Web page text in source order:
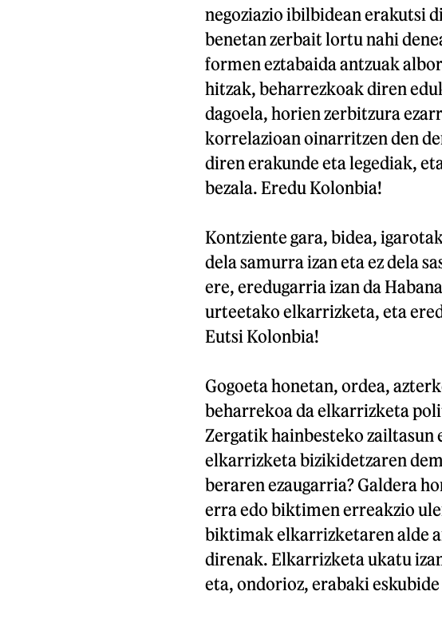
negoziazio ibilbidean erakutsi
benetan zerbait lortu nahi
formen eztabaida antzuak
hitzak, beharrezkoak diren
dagoela, horien zerbitzura
korrelazioan oinarritzen den
diren erakunde eta legediak,
bezala. Eredu Kolonbia!
Kontziente gara, bidea,
dela samurra izan eta ez dela
ere, eredugarria izan da
urteetako elkarrizketa, eta
Eutsi Kolonbia!
Gogoeta honetan, ordea,
beharrekoa da elkarrizketa
Zergatik hainbesteko zailtasun
elkarrizketa bizikidetzaren
beraren ezaugarria? Galdera
erra edo biktimen erreakzio
biktimak elkarrizketaren alde
direnak. Elkarrizketa ukatu
eta, ondorioz, erabaki